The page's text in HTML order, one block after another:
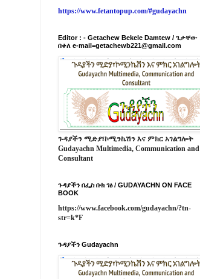
https://www.fetantopup.com/#gudayachn
Editor : - Getachew Bekele Damtew / ጌታቸው
በቀለ e-mail=getachewb221@gmail.com
ጉዳያችን ሚድያ፣ኮሚንኬሽን እና ምክር አገልግሎት
Gudayachn Multimedia, Communication and
Consultant
ጉዳያችን በፌስ ቡክ ገፅ / GUDAYACHN ON FACE
BOOK
https://www.facebook.com/gudayachn/?tn-
str=k*F
ጉዳያችን Gudayachn